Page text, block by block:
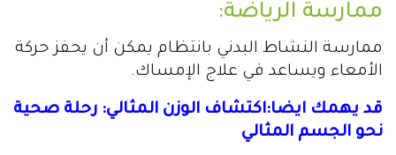
ممارسة الرياضة:
ممارسة النشاط البدني بانتظام يمكن أن يحفز حركة
الأمعاء ويساعد في علاج الإمساك.
قد يهمك ايضا:اكتشاف الوزن المثالي: رحلة صحية
نحو الجسم المثالي